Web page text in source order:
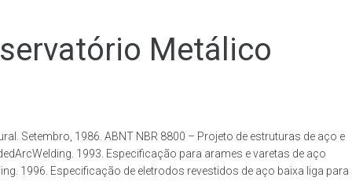
Metálico
Setembro, 1986. ABNT NBR 8800 – Projeto de estruturas de aço e
1993. Especificação para arames e varetas de aço
1996. Especificação de eletrodos revestidos de aço baixa liga para